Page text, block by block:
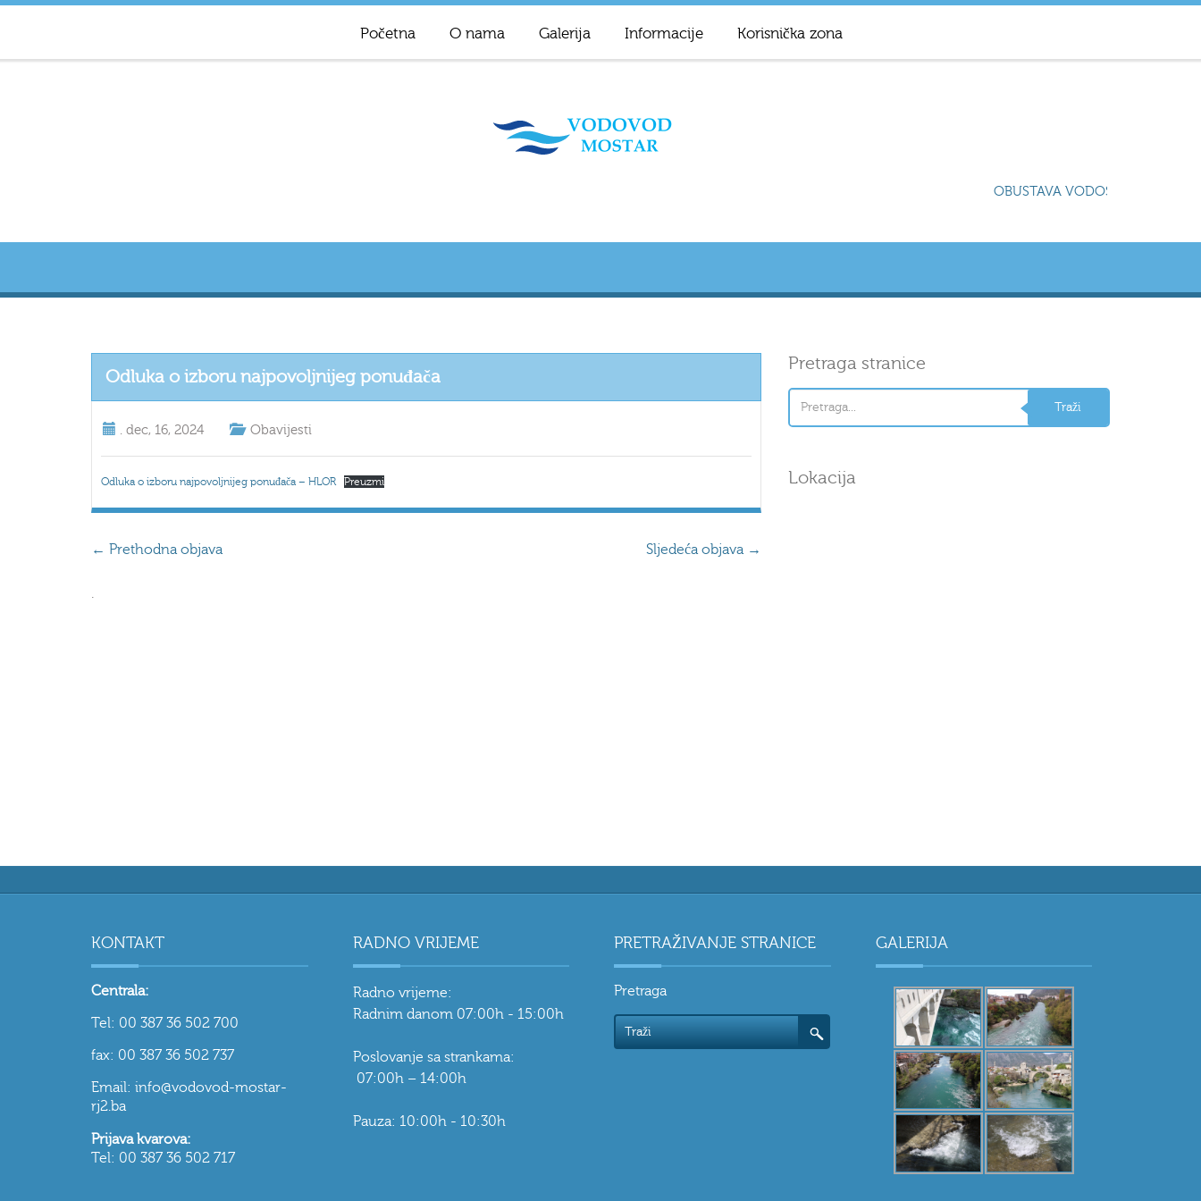
Početna O nama Galerija Informacije Korisnička zona
OBUSTAVA
Odluka o izboru najpovoljnijeg ponuđača
. dec, 16, 2024 Obavijesti
Odluka o izboru najpovoljnijeg ponuđača – HLOR Preuzmi
← Prethodna objava Sljedeća objava →
.
Pretraga stranice
Lokacija
KONTAKT
Centrala:
Tel: 00 387 36 502 700
fax: 00 387 36 502 737
Email: info@vodovod-mostar-
rj2.ba
Prijava kvarova:
Tel: 00 387 36 502 717
RADNO VRIJEME
Radno vrijeme:
Radnim danom 07:00h - 15:00h
Poslovanje sa strankama:
07:00h – 14:00h
Pauza: 10:00h - 10:30h
PRETRAŽIVANJE STRANICE
Pretraga
GALERIJA